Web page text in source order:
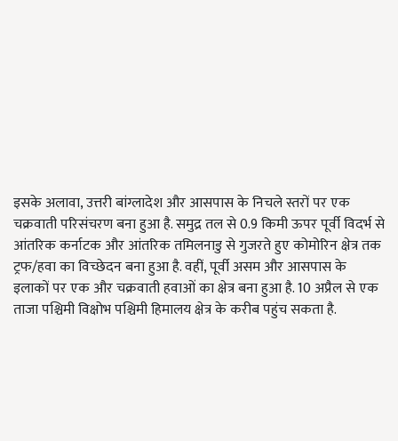
इसके अलावा, उत्तरी बांग्लादेश और आसपास के निचले स्तरों पर एक
चक्रवाती परिसंचरण बना हुआ है. समुद्र तल से 0.9 किमी ऊपर पूर्वी विदर्भ से
आंतरिक कर्नाटक और आंतरिक तमिलनाडु से गुजरते हुए कोमोरिन क्षेत्र तक
ट्रफ/हवा का विच्छेदन बना हुआ है. वहीं, पूर्वी असम और आसपास के
इलाकों पर एक और चक्रवाती हवाओं का क्षेत्र बना हुआ है. 10 अप्रैल से एक
ताजा पश्चिमी विक्षोभ पश्चिमी हिमालय क्षेत्र के करीब पहुंच सकता है.